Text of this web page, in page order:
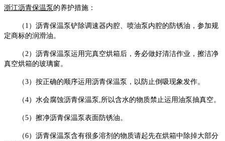
浙江沥青保温泵 的养护措施：
（ 1）沥青保温泵铲除调速器内腔、喷油泵内腔的防锈油，参加规
定商标的润滑油。
（2）沥青保温泵运用完真空烘箱后，务必做好清洁作业，擦洁净
真空烘箱的玻璃窗。
（3）按正确的顺序运用沥青保温泵，以防止倒吸现象发作。
（4）水会腐蚀沥青保温泵,所以含水的物质禁止运用油泵抽真空。
（5）擦净沥青保温泵表面防锈油。
（6）沥青保温泵含有很多溶剂的物质请起先在烘箱中除掉大部分